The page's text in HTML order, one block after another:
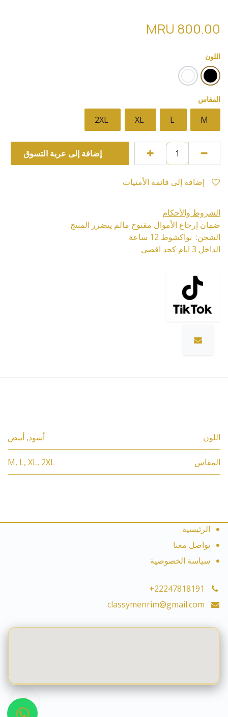
800.00
اللون
المقاس
M
L
XL
2XL
إضافة إلى عربة التسوق
الشروط والأحكام
ضمان إرجاع الأموال مفتوح مالم يتضرر المنتج
الشحن: نواكشوط 12 ساعة
الداخل 3 ايام كحد اقصى
اللون أسود, أبيض
المقاس M, L, XL, 2XL
الرئيسية
تواصل معنا
سياسة الخصوصية
+22247818191
classymenrim@gmail.com